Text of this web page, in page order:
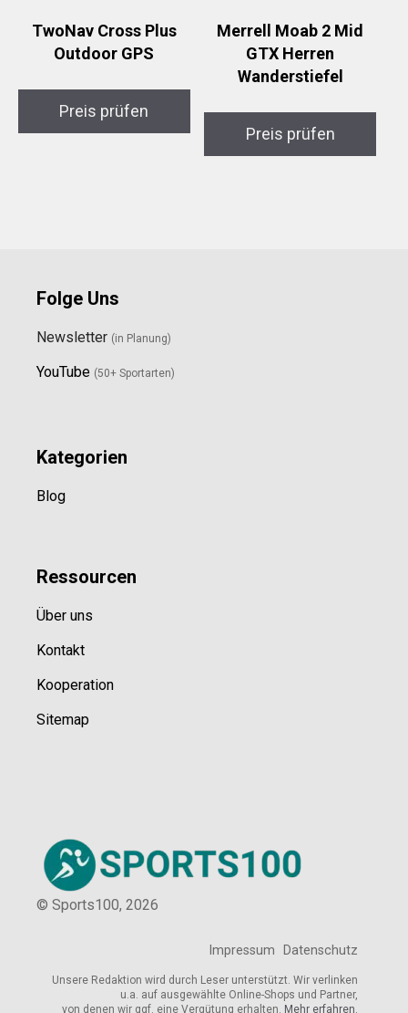
TwoNav Cross Plus
Outdoor GPS
Preis prüfen
Merrell Moab 2 Mid
GTX Herren
Wanderstiefel
Preis prüfen
Folge Uns
Newsletter (in Planung)
YouTube (50+ Sportarten)
Kategorien
Blog
Ressourcen
Über uns
Kontakt
Kooperation
Sitemap
© Sports100, 2026
Impressum Datenschutz
Unsere Redaktion wird durch Leser unterstützt. Wir verlinken
u.a. auf ausgewählte Online-Shops und Partner,
von denen wir ggf. eine Vergütung erhalten. Mehr erfahren.